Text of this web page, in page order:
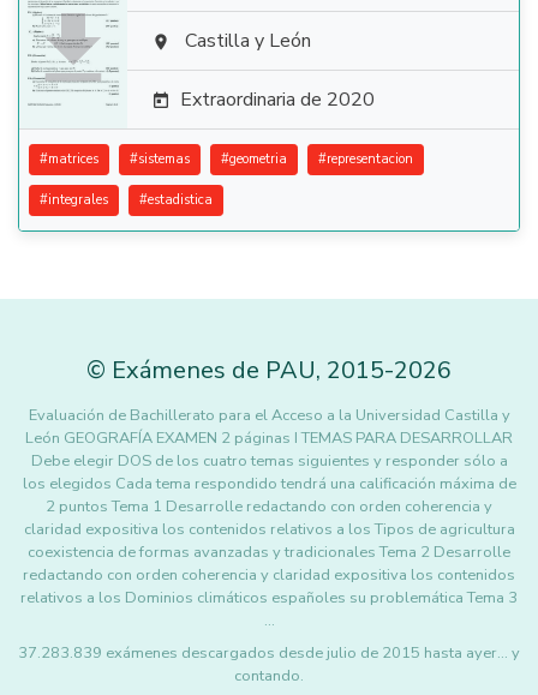
  Castilla y León
 Extraordinaria de 2020
#matrices #sistemas #geometria #representacion
#integrales #estadistica
© Exámenes de PAU, 2015-2026
Evaluación de Bachillerato para el Acceso a la Universidad Castilla y
León GEOGRAFÍA EXAMEN 2 páginas I TEMAS PARA DESARROLLAR
Debe elegir DOS de los cuatro temas siguientes y responder sólo a
los elegidos Cada tema respondido tendrá una calificación máxima de
2 puntos Tema 1 Desarrolle redactando con orden coherencia y
claridad expositiva los contenidos relativos a los Tipos de agricultura
coexistencia de formas avanzadas y tradicionales Tema 2 Desarrolle
redactando con orden coherencia y claridad expositiva los contenidos
relativos a los Dominios climáticos españoles su problemática Tema 3
…
37.283.839 exámenes descargados desde julio de 2015 hasta ayer... y
contando.